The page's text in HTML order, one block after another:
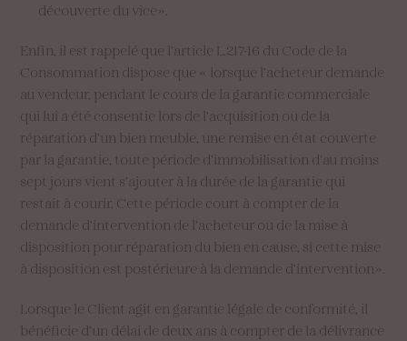
découverte du vice».
Enfin, il est rappelé que l’article L.217-16 du Code de la
Consommation dispose que « lorsque l’acheteur demande
au vendeur, pendant le cours de la garantie commerciale
qui lui a été consentie lors de l’acquisition ou de la
réparation d’un bien meuble, une remise en état couverte
par la garantie, toute période d’immobilisation d’au moins
sept jours vient s’ajouter à la durée de la garantie qui
restait à courir. Cette période court à compter de la
demande d’intervention de l’acheteur ou de la mise à
disposition pour réparation du bien en cause, si cette mise
à disposition est postérieure à la demande d’intervention».
Lorsque le Client agit en garantie légale de conformité, il
bénéficie d’un délai de deux ans à compter de la délivrance